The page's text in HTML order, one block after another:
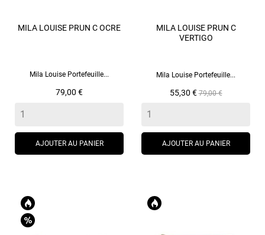
MILA LOUISE PRUN C OCRE
Mila Louise Portefeuille...
Prix
79,00 €
AJOUTER AU PANIER
MILA LOUISE PRUN C
VERTIGO
Mila Louise Portefeuille...
Prix
55,30 €Prix
79,00 €
AJOUTER AU PANIER